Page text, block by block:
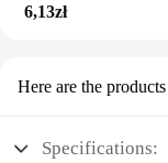
6,13zł
Here are the
Specifications: